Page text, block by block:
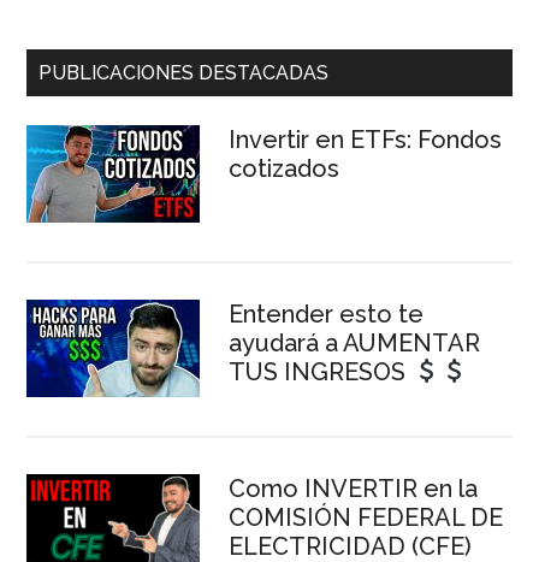
Barra
principal
PUBLICACIONES DESTACADAS
Invertir en ETFs: Fondos
cotizados
Entender esto te
ayudará a AUMENTAR
TUS INGRESOS
Como INVERTIR en la
COMISIÓN FEDERAL DE
ELECTRICIDAD (CFE)